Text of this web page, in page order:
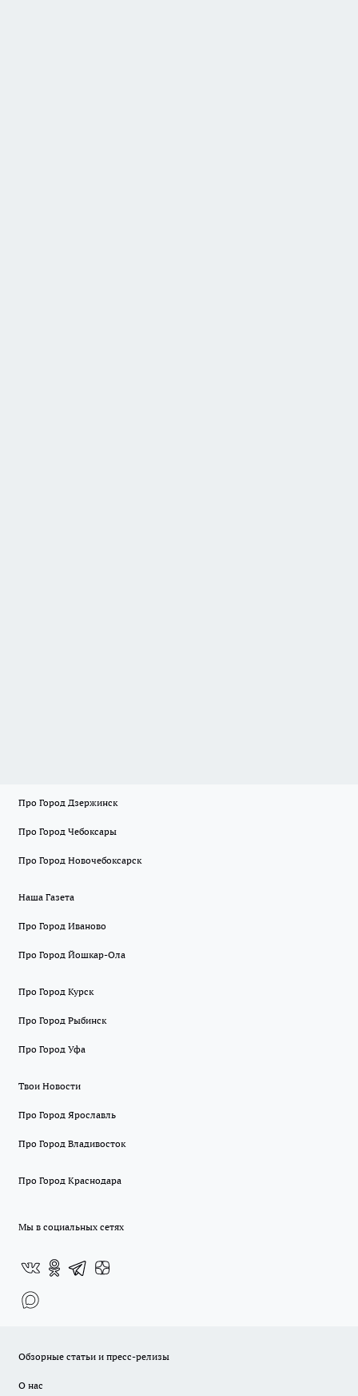
Про Город Дзержинск
Про Город Чебоксары
Про Город Новочебоксарск
Наша Газета
Про Город Иваново
Про Город Йошкар-Ола
Про Город Курск
Про Город Рыбинск
Про Город Уфа
Твои Новости
Про Город Ярославль
Про Город Владивосток
Про Город Краснодара
Мы в социальных сетях
Обзорные статьи и пресс-релизы
О нас